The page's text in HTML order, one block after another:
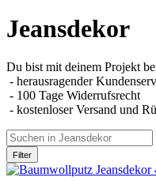
Jeansdekor
Du bist mit deinem Projekt
- herausragender
- 100 Tage Widerrufsrecht
- kostenloser Versand und
Filter